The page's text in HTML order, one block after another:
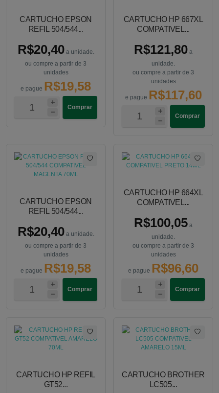
CARTUCHO EPSON
REFIL 504/544...
R$20,40a unidade.
ou compre a partir de 3
unidades
e pague R$19,58
Comprar
CARTUCHO HP 667XL
COMPATIVEL...
R$121,80 a
unidade.
ou compre a partir de 3
unidades
e pague R$117,60
Comprar
CARTUCHO EPSON
REFIL 504/544...
R$20,40a unidade.
ou compre a partir de 3
unidades
e pague R$19,58
Comprar
CARTUCHO HP 664XL
COMPATIVEL...
R$100,05 a
unidade.
ou compre a partir de 3
unidades
e pague R$96,60
Comprar
CARTUCHO HP REFIL
GT52...
CARTUCHO BROTHER
LC505...